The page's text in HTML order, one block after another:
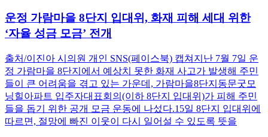
운정 가람마을 8단지 입대위, 화재 피해 세대 위한
‘자율 성금 모금’ 전개
출처/이진아 시의원 개인 SNS(페이스북) 캡쳐지난 7월 7일 운
정 가람마을 8단지에서 예상치 못한 화재 사고가 발생해 주민
들이 큰 어려움을 겪고 있는 가운데, 가람마을8단지동문굿모
닝힐아파트 입주자대표회의(이하 8단지 입대위)가 피해 주민
들을 돕기 위한 공개 모금 운동에 나섰다.15일 8단지 입대위에
따르면, 절망에 빠진 이웃이 다시 일어설 수 있도록 뜻을